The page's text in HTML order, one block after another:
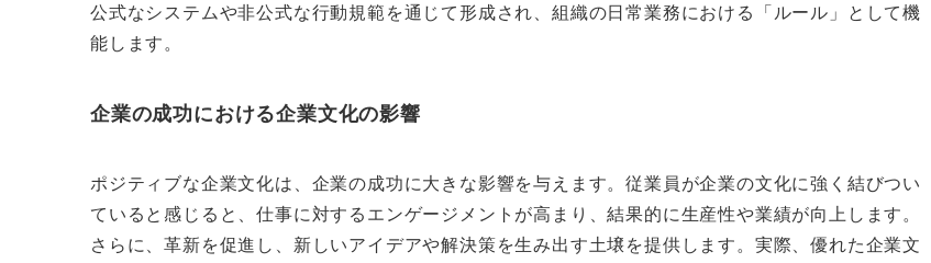
公式なシステムや非公式な行動規範を通じて形成され、組織の日常業務における「ルール」として機
能します。
企業の成功における企業文化の影響
ポジティブな企業文化は、企業の成功に大きな影響を与えます。従業員が企業の文化に強く結びつい
ていると感じると、仕事に対するエンゲージメントが高まり、結果的に生産性や業績が向上します。
さらに、革新を促進し、新しいアイデアや解決策を生み出す土壌を提供します。実際、優れた企業文